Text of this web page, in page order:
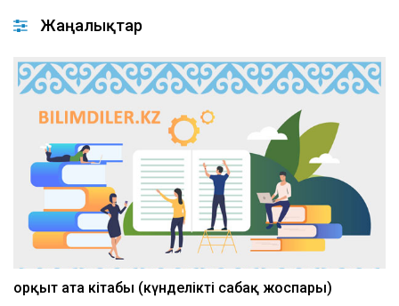
Жаңалықтар
Қорқыт ата кітабы (күнделікті сабақ жоспары)